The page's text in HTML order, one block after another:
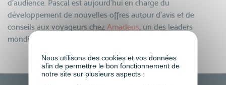
d’audience. Pascal est aujourd’hui en charge du
développement de nouvelles offres autour d’avis et de
conseils aux voyageurs chez Amadeus, un des leaders
mondiaux de systèmes de réservation de voyages.
Nous utilisons des cookies et vos données
afin de permettre le bon fonctionnement de
notre site sur plusieurs aspects :